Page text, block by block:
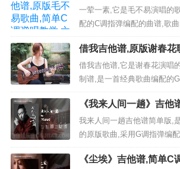
弹唱教学,六线谱指弹
一荤一素,它是毛不易演唱的
配的C调指弹编配的曲谱,歌
的情感表达得淋漓尽致。 是
弹唱乐谱,下面3张高清曲谱由
分享,有喜欢吉它的朋友欢迎
六线曲谱,点击图片直接可直
吉他谱》_毛不易...
借我吉他谱,原版谢春花
教学,芃文音乐版六线指
借我吉他谱,它是谢春花演唱
制谱,是一首经典歌曲编配的
曲选自《算云烟》专辑非常
高清曲谱由吉它简谱网为大
的朋友欢迎关注！ 视频教程
曲谱,点击图片直接可直接另
《我来人间一趟》吉他
学,原版关剑歌曲,4张六
我来人间一趟吉他谱简单版,
的原版歌曲,采用G调指弹编
使用变调夹，本谱所用的和
m、Am原调为G本次教学采
《尘埃》吉他谱,简单C